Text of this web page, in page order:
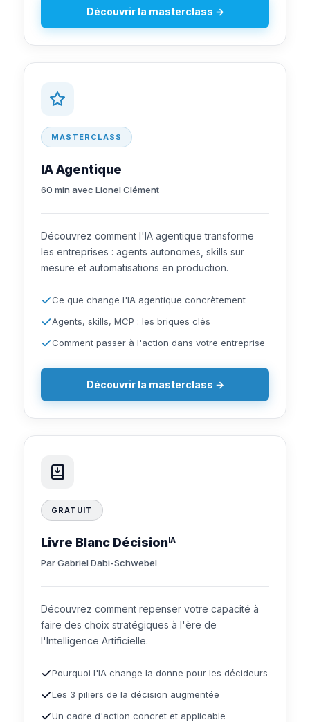
Découvrir la masterclass →
MASTERCLASS
IA Agentique
60 min avec Lionel Clément
Découvrez comment l'IA agentique transforme
les entreprises : agents autonomes, skills sur
mesure et automatisations en production.
Ce que change l'IA agentique concrètement
Agents, skills, MCP : les briques clés
Comment passer à l'action dans votre entreprise
Découvrir la masterclass →
GRATUIT
Livre Blanc Décision IA
Par Gabriel Dabi-Schwebel
Découvrez comment repenser votre capacité à
faire des choix stratégiques à l'ère de
l'Intelligence Artificielle.
Pourquoi l'IA change la donne pour les décideurs
Les 3 piliers de la décision augmentée
Un cadre d'action concret et applicable